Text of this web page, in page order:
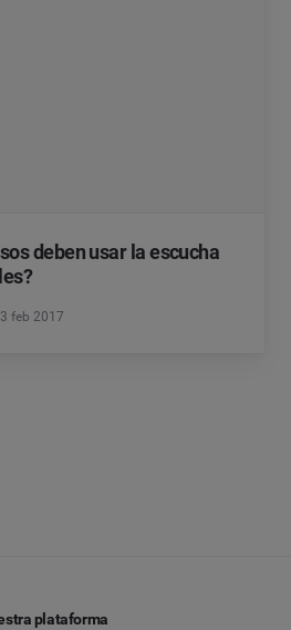
deben usar la escucha
3 feb 2017
plataforma